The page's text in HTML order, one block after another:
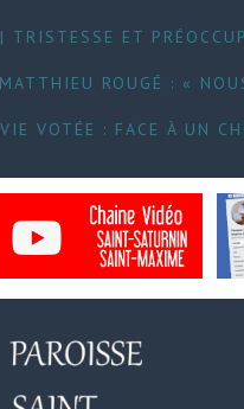
TRISTESSE ET
ROUGÉ : «
VOTÉE : FACE À UN